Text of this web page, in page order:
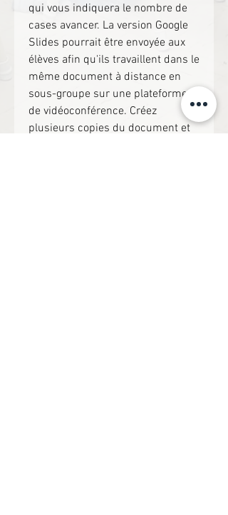
qui vous indiquera le nombre de
cases avancer. La version Google
Slides pourrait être envoyée aux
élèves afin qu'ils travaillent dans le
même document à distance en
sous-groupe sur une plateforme
de vidéoconférence. Créez
plusieurs copies du document et